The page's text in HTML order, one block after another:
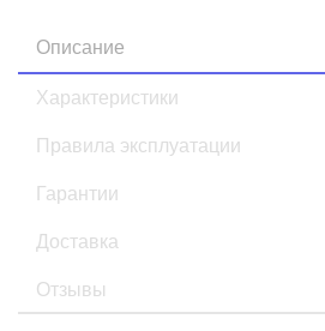
Описание
Характеристики
Правила эксплуатации
Гарантии
Доставка
Отзывы